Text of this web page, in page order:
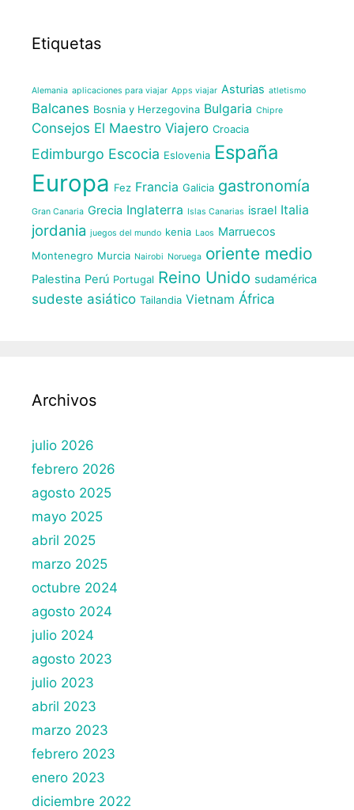
Etiquetas
Alemania aplicaciones para viajar Apps viajar Asturias atletismo
Balcanes Bosnia y Herzegovina Bulgaria Chipre
Consejos El Maestro Viajero Croacia
Edimburgo Escocia Eslovenia España
Europa Fez Francia Galicia gastronomía
Gran Canaria Grecia Inglaterra Islas Canarias israel Italia
jordania juegos del mundo kenia Laos Marruecos
Montenegro Murcia Nairobi Noruega oriente medio
Palestina Perú Portugal Reino Unido sudamérica
sudeste asiático Tailandia Vietnam África
Archivos
julio 2026
febrero 2026
agosto 2025
mayo 2025
abril 2025
marzo 2025
octubre 2024
agosto 2024
julio 2024
agosto 2023
julio 2023
abril 2023
marzo 2023
febrero 2023
enero 2023
diciembre 2022